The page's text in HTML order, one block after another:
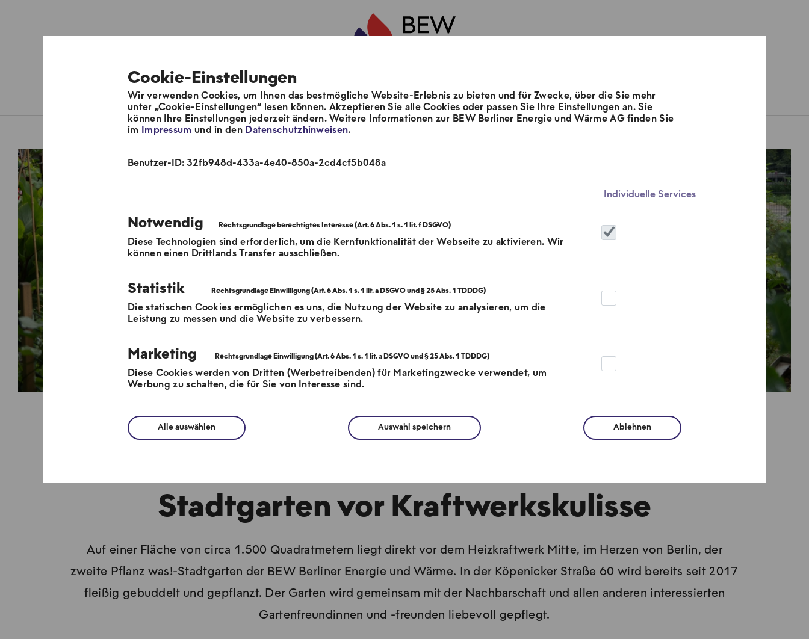
Pflanz was! Unsere Stadtgärten
Neue Grünstraße
Aktionen
Heizkraftwerk Mitte
Stadtgarten vor Kraftwerkskulisse
Auf einer Fläche von circa 1.500 Quadratmetern liegt direkt vor dem Heizkraftwerk Mitte, im Herzen von Berlin, der
zweite Pflanz was!-Stadtgarten der BEW Berliner Energie und Wärme. In der Köpenicker Straße 60 wird bereits seit 2017
fleißig gebuddelt und gepflanzt. Der Garten wird gemeinsam mit der Nachbarschaft und allen anderen interessierten
Gartenfreundinnen und -freunden liebevoll gepflegt.
Cookie-Einstellungen
Wir verwenden Cookies, um Ihnen das bestmögliche Website-Erlebnis zu bieten und für Zwecke, über die Sie mehr
unter „Cookie-Einstellungen“ lesen können. Akzeptieren Sie alle Cookies oder passen Sie Ihre Einstellungen an. Sie
können Ihre Einstellungen jederzeit ändern. Weitere Informationen zur BEW Berliner Energie und Wärme AG finden Sie
im
Impressum und in den Datenschutzhinweisen.
Benutzer-ID: 32fb948d-433a-4e40-850a-2cd4cf5b048a
Individuelle Services
Notwendig
Diese Technologien sind erforderlich, um die Kernfunktionalität der Webseite zu aktivieren. Wir
können einen Drittlands Transfer ausschließen.
Statistik
Die statischen Cookies ermöglichen es uns, die Nutzung der Website zu analysieren, um die
Leistung zu messen und die Website zu verbessern.
Marketing
Diese Cookies werden von Dritten (Werbetreibenden) für Marketingzwecke verwendet, um
Werbung zu schalten, die für Sie von Interesse sind.
Alle auswählen Auswahl speichern Ablehnen